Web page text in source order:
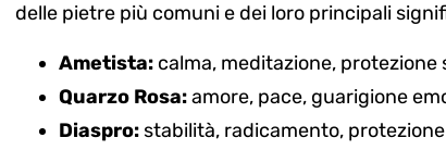
delle pietre più comuni e dei loro principali
Ametista: calma, meditazione, protezione
Quarzo Rosa:amore, pace, guarigione
Diaspro: stabilità, radicamento, protezione